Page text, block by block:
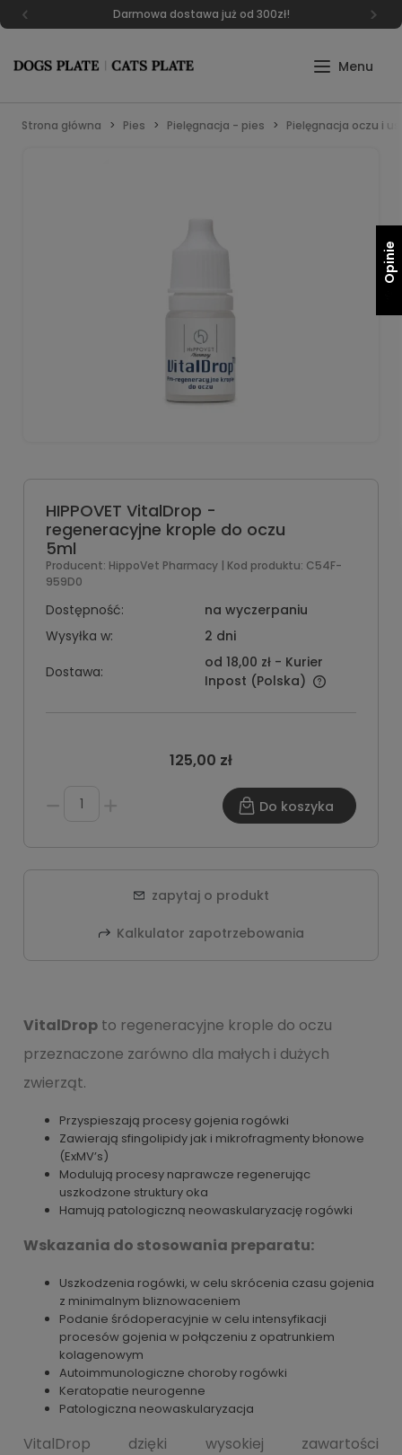
Darmowa dostawa już od 300zł!
Strona główna Pies Pielęgnacja - pies Pielęgnacja oczu i
HIPPOVET VitalDrop -
regeneracyjne krople do oczu
5ml
Producent: HippoVet Pharmacy | Kod produktu: C54F-
959D0
Dostępność:
na wyczerpaniu
Wysyłka w:
2 dni
Dostawa:
od 18,00 zł - Kurier
Inpost (Polska)
125,00 zł
Do koszyka
zapytaj o produkt
Kalkulator zapotrzebowania
VitalDrop to regeneracyjne krople do oczu
przeznaczone zarówno dla małych i dużych
zwierząt.
Przyspieszają procesy gojenia rogówki
Zawierają sfingolipidy jak i mikrofragmenty błonowe
(ExMV’s)
Modulują procesy naprawcze regenerując
uszkodzone struktury oka
Hamują patologiczną neowaskularyzację rogówki
Wskazania do stosowania preparatu:
Uszkodzenia rogówki, w celu skrócenia czasu gojenia
z minimalnym bliznowaceniem
Podanie śródoperacyjnie w celu intensyfikacji
procesów gojenia w połączeniu z opatrunkiem
kolagenowym
Autoimmunologiczne choroby rogówki
Keratopatie neurogenne
Patologiczna neowaskularyzacja
VitalDrop dzięki wysokiej zawartości
Opinie